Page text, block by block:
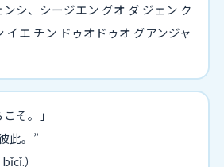
ンシ、シージエン グオ ダ ジェン ク
イエ チン ドゥオドゥオ グアンジャ
そ。」
此。”
）